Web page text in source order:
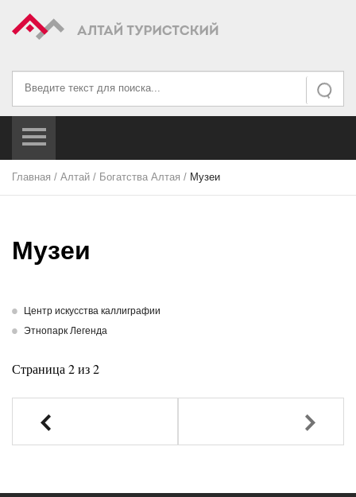
Искать
Искать...
Главная / Алтай / Богатства Алтая / Музеи
Музеи
Центр искусства каллиграфии
Этнопарк Легенда
Страница 2 из 2